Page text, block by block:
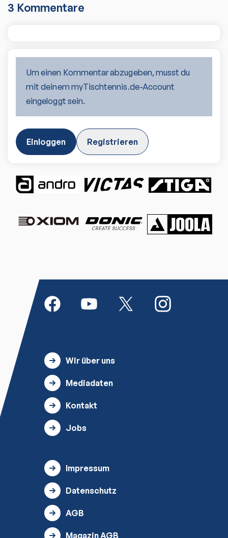
3 Kommentare
Um einen Kommentar abzugeben, musst du
mit deinem myTischtennis.de-Account
eingeloggt sein.
Einloggen Registrieren
Wir über uns
Mediadaten
Kontakt
Jobs
Impressum
Datenschutz
AGB
Magazin AGB